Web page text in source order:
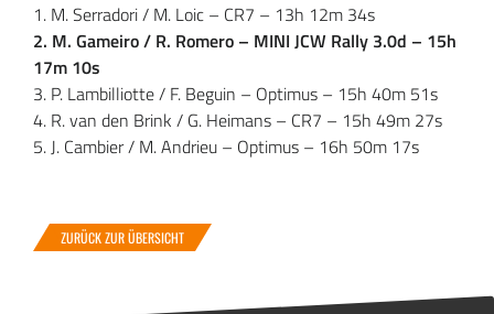
1. M. Serradori / M. Loic – CR7 – 13h 12m 34s
2. M. Gameiro / R. Romero – MINI JCW Rally 3.0d – 15h
17m 10s
3. P. Lambilliotte / F. Beguin – Optimus – 15h 40m 51s
4. R. van den Brink / G. Heimans – CR7 – 15h 49m 27s
5. J. Cambier / M. Andrieu – Optimus – 16h 50m 17s
ZURÜCK ZUR ÜBERSICHT